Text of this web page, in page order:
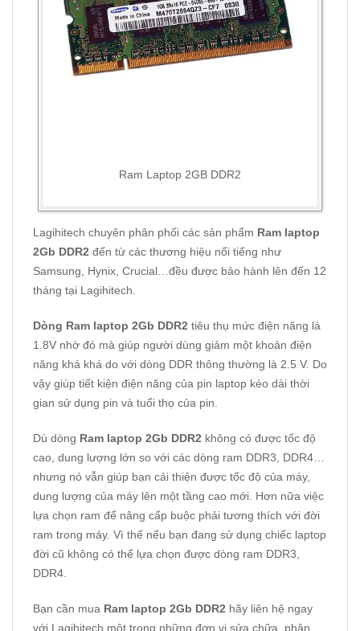
Ram Laptop 2GB DDR2
Lagihitech chuyên phân phối các sản phẩm Ram laptop
2Gb DDR2 đến từ các thương hiệu nổi tiếng như
Samsung, Hynix, Crucial…đều được bảo hành lên đến 12
tháng tại Lagihitech.
Dòng Ram laptop 2Gb DDR2 tiêu thụ mức điện năng là
1.8V nhờ đó mà giúp người dùng giảm một khoản điện
năng khá khá do với dòng DDR thông thường là 2.5 V. Do
vậy giúp tiết kiện điện năng của pin laptop kéo dài thời
gian sử dụng pin và tuổi thọ của pin.
Dù dòng Ram laptop 2Gb DDR2 không có được tốc độ
cao, dung lượng lớn so với các dòng ram DDR3, DDR4…
nhưng nó vẫn giúp bạn cải thiện được tốc độ của máy,
dung lượng của máy lên một tầng cao mới. Hơn nữa việc
lựa chọn ram để nâng cấp buộc phải tương thích với đời
ram trong máy. Vì thế nếu bạn đang sử dụng chiếc laptop
đời cũ không có thể lựa chọn được dòng ram DDR3,
DDR4.
Bạn cần mua Ram laptop 2Gb DDR2 hãy liên hệ ngay
với Lagihitech một trong những đơn vị sửa chữa, phân